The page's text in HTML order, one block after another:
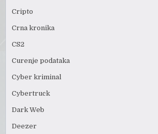
Cripto
Crna kronika
CS2
Curenje podataka
Cyber kriminal
Cybertruck
Dark Web
Deezer